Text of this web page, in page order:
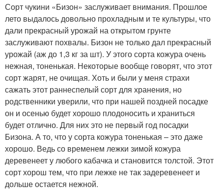
Сорт чукини «Бизон» заслуживает внимания. Прошлое
лето выдалось довольно прохладным и те культуры, что
дали прекрасный урожай на открытом грунте
заслуживают похвалы. Бизон не только дал прекрасный
урожай (аж до 1,3 кг за шт). У этого сорта кожура очень
нежная, тоненькая. Некоторые вообще говорят, что этот
сорт жарят, не очищая. Хоть и были у меня страхи
сажать этот раннеспелый сорт для хранения, но
родственники уверили, что при нашей поздней посадке
он и осенью будет хорошо плодоносить и храниться
будет отлично. Для них это не первый год посадки
Бизона. А то, что у сорта кожура тоненькая – это даже
хорошо. Ведь со временем лежки зимой кожура
деревенеет у любого кабачка и становится толстой. Этот
сорт хорош тем, что при лежке не так задеревенеет и
дольше остается нежной.